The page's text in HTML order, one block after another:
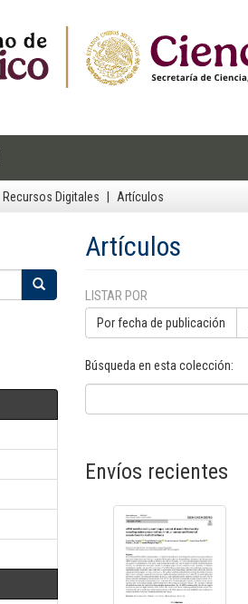
Recursos Digitales Artículos
Artículos
LISTAR POR
Por fecha de publicación
Búsqueda en esta colección:
Envíos recientes